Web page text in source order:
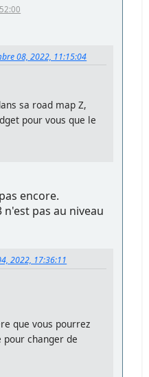
08, 2022, 11:15:04
sa road map Z,
pour vous que le
encore.
n'est pas au niveau
2022, 17:36:11
que vous pourrez
changer de